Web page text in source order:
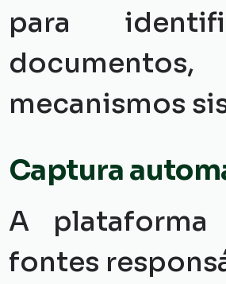
para
mecanismos
Captura
A plataforma
fontes